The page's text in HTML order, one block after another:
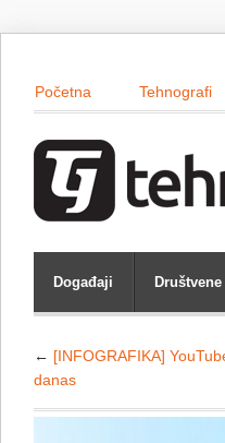
Početna Tehnografi
Događaji
← [INFOGRAFIKA]
danas